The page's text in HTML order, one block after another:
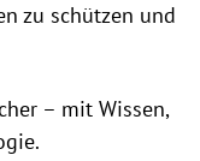
zu schützen und
– mit Wissen,